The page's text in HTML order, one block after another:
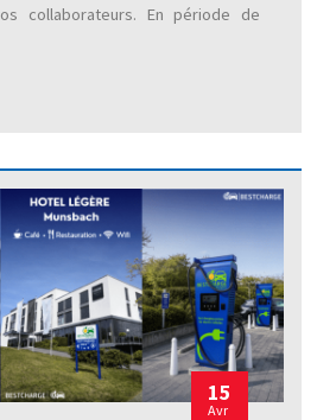
collaborateurs. En période de
15
Avr